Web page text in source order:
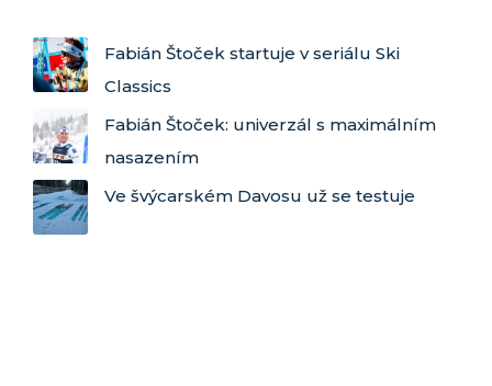
Fabián Štoček startuje v seriálu Ski
Classics
Fabián Štoček: univerzál s maximálním
nasazením
Ve švýcarském Davosu už se testuje